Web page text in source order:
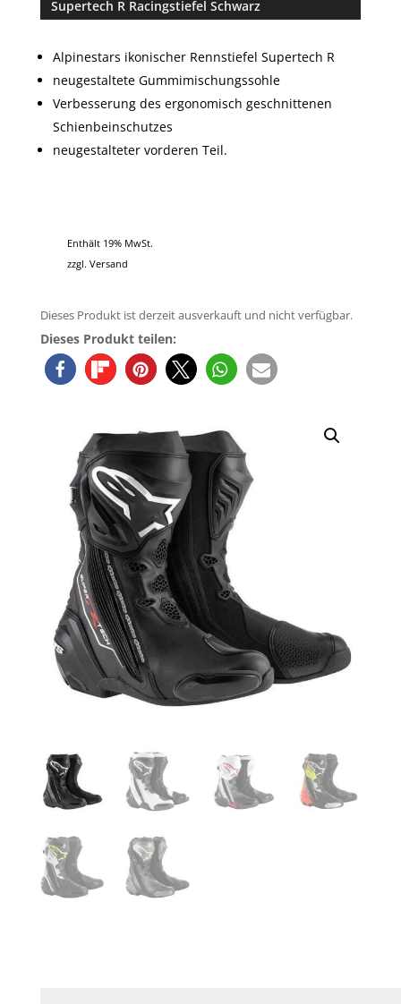
basieren
Kundenbe
wertung
Dieses Produkt teilen:
Supertech R Racingstiefel Schwarz
Alpinestars ikonischer Rennstiefel Supertech R
neugestaltete Gummimischungssohle
Verbesserung des ergonomisch geschnittenen
Schienbeinschutzes
neugestalteter vorderen Teil.
Enthält 19% MwSt.
zzgl. Versand
Dieses Produkt ist derzeit ausverkauft und nicht verfügbar.